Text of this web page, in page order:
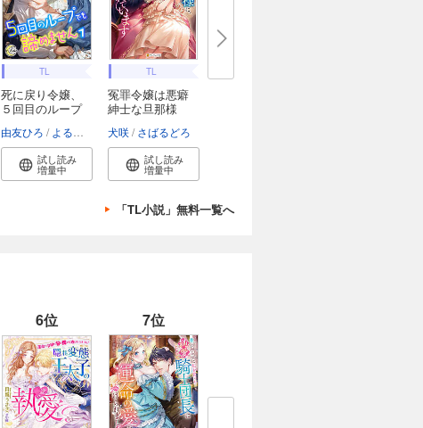
七夏
TL
死に戻り令嬢、
５回目のループ
由友ひろ よるのシン汰
試し読み
増量中
TL
冤罪令嬢は悪癖
紳士な旦那様
犬咲 さばるどろ
試し読み
増量中
「TL小説」無料一覧へ
6位 7位